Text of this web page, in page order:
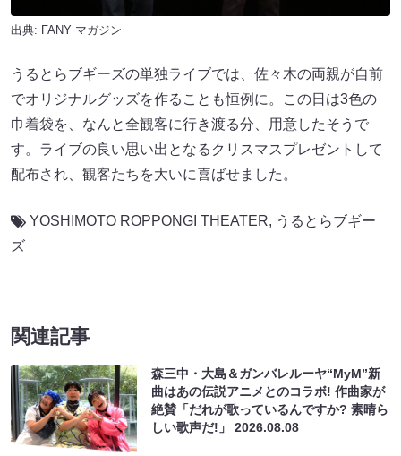
出典: FANY マガジン
うるとらブギーズの単独ライブでは、佐々木の両親が自前
でオリジナルグッズを作ることも恒例に。この日は3色の
巾着袋を、なんと全観客に行き渡る分、用意したそうで
す。ライブの良い思い出となるクリスマスプレゼントして
配布され、観客たちを大いに喜ばせました。
YOSHIMOTO ROPPONGI THEATER, うるとらブギー
ズ
関連記事
森三中・大島＆ガンバレルーヤ“MyM”新
曲はあの伝説アニメとのコラボ! 作曲家が
絶賛「だれが歌っているんですか? 素晴ら
しい歌声だ!」2026.08.08